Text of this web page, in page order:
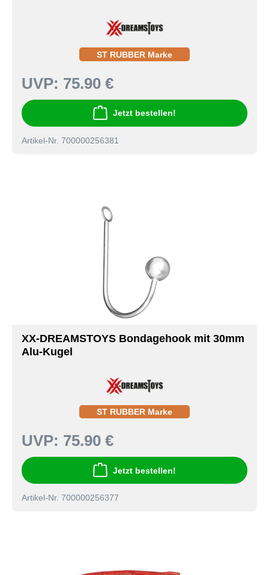
ST RUBBER Marke
UVP: 75.90 €
Jetzt bestellen!
Artikel-Nr. 700000256381
XX-DREAMSTOYS Bondagehook mit 30mm
Alu-Kugel
ST RUBBER Marke
UVP: 75.90 €
Jetzt bestellen!
Artikel-Nr. 700000256377